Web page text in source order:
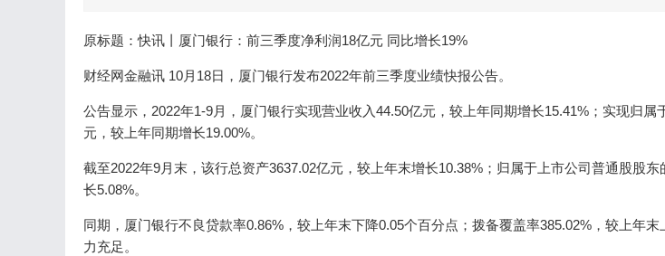
原标题：快讯丨厦门银行：前三季度净利润18亿元 同比增长19%
财经网金融讯 10月18日，厦门银行发布2022年前三季度业绩快报公告。
公告显示，2022年1-9月，厦门银行实现营业收入44.50亿元，较上年同期增长15.41%；实现归属
元，较上年同期增长19.00%。
截至2022年9月末，该行总资产3637.02亿元，较上年末增长10.38%；归属于上市公司普通股股
长5.08%。
同期，厦门银行不良贷款率0.86%，较上年末下降0.05个百分点；拨备覆盖率385.02%，较上年
力充足。